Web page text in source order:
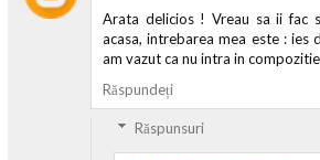
Arata delicios ! Vreau sa ii fac
acasa, intrebarea mea este : ies
am vazut ca nu intra in
Răspundeți
Răspunsuri